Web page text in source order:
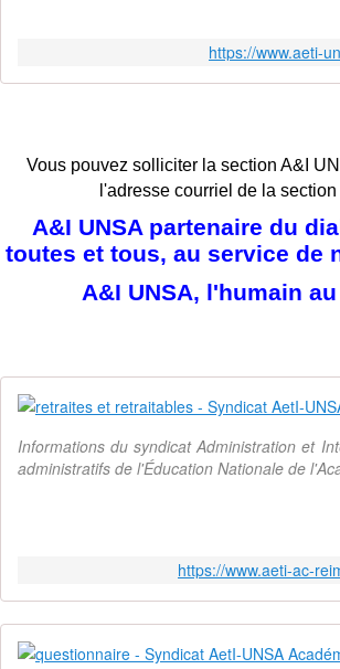
https://www.aeti-
Vous pouvez solliciter la section A&I
l'adresse courriel de la section
A&I UNSA partenaire du
toutes et tous, au service de
A&I UNSA, l'humain
Informations du syndicat Administration et
administratifs de l'Éducation Nationale de
https://www.aeti-ac-